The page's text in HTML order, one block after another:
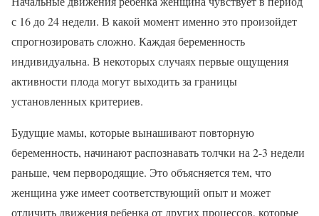
с 16 до 24 недели. В какой момент именно это произойдет
спрогнозировать сложно. Каждая беременность
индивидуальна. В некоторых случаях первые ощущения
активности плода могут выходить за границы
установленных критериев.
Будущие мамы, которые вынашивают повторную
беременность, начинают распознавать толчки на 2-3 недели
раньше, чем первородящие. Это объясняется тем, что
женщина уже имеет соответствующий опыт и может
отличить движения ребенка от других процессов, которые